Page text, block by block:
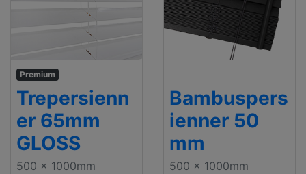
Premium
Trepersienn
er 65mm
GLOSS
500 x 1000mm
Bambuspers
ienner 50
mm
500 x 1000mm